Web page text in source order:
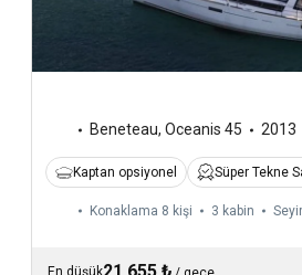
Beneteau, Oceanis 45 2013
Kaptan opsiyonel Süper Tekne
Konaklama 8 kişi 3 kabin
En düşük